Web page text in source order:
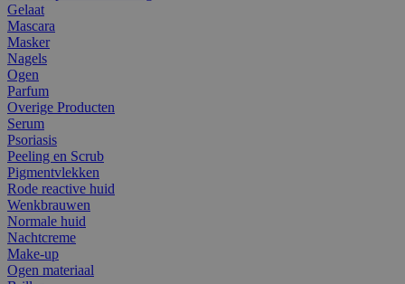
Gelaat
Mascara
Masker
Nagels
Ogen
Parfum
Overige Producten
Serum
Psoriasis
Peeling en Scrub
Pigmentvlekken
Rode reactive huid
Wenkbrauwen
Normale huid
Nachtcreme
Make-up
Ogen materiaal